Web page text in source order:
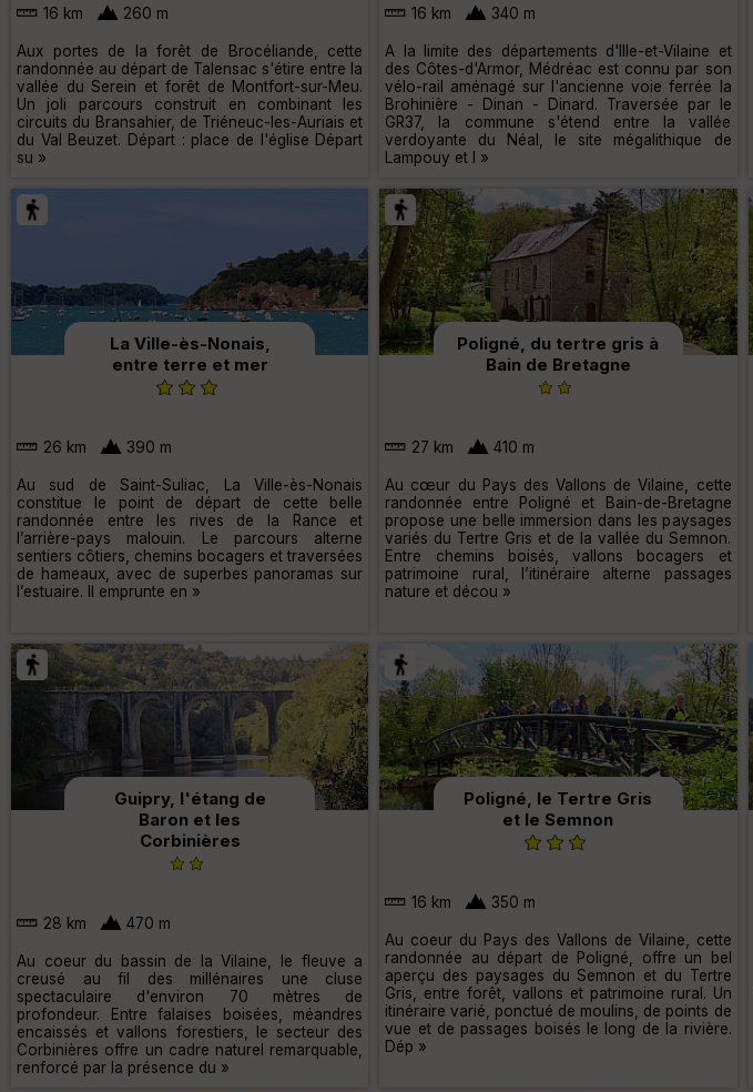
16 km 260 m
Aux portes de la forêt de Brocéliande, cette
randonnée au départ de Talensac s'étire entre la
vallée du Serein et forêt de Montfort-sur-Meu.
Un joli parcours construit en combinant les
circuits du Bransahier, de Triéneuc-les-Auriais et
du Val Beuzet. Départ : place de l'église Départ
su »
16 km 340 m
A la limite des départements d'Ille-et-Vilaine et
des Côtes-d'Armor, Médréac est connu par son
vélo-rail aménagé sur l'ancienne voie ferrée la
Brohinière - Dinan - Dinard. Traversée par le
GR37, la commune s'étend entre la vallée
verdoyante du Néal, le site mégalithique de
Lampouy et l »
La Ville-ès-Nonais,
entre terre et mer
26 km 390 m
Au sud de Saint-Suliac, La Ville-ès-Nonais
constitue le point de départ de cette belle
randonnée entre les rives de la Rance et
l’arrière-pays malouin. Le parcours alterne
sentiers côtiers, chemins bocagers et traversées
de hameaux, avec de superbes panoramas sur
l’estuaire. Il emprunte en »
Poligné, du tertre gris à
Bain de Bretagne
27 km 410 m
Au cœur du Pays des Vallons de Vilaine, cette
randonnée entre Poligné et Bain-de-Bretagne
propose une belle immersion dans les paysages
variés du Tertre Gris et de la vallée du Semnon.
Entre chemins boisés, vallons bocagers et
patrimoine rural, l’itinéraire alterne passages
nature et décou »
Guipry, l'étang de
Baron et les
Corbinières
28 km 470 m
Au coeur du bassin de la Vilaine, le fleuve a
creusé au fil des millénaires une cluse
spectaculaire d'environ 70 mètres de
profondeur. Entre falaises boisées, méandres
encaissés et vallons forestiers, le secteur des
Corbinières offre un cadre naturel remarquable,
renforcé par la présence du »
Poligné, le Tertre Gris
et le Semnon
16 km 350 m
Au coeur du Pays des Vallons de Vilaine, cette
randonnée au départ de Poligné, offre un bel
aperçu des paysages du Semnon et du Tertre
Gris, entre forêt, vallons et patrimoine rural. Un
itinéraire varié, ponctué de moulins, de points de
vue et de passages boisés le long de la rivière.
Dép »